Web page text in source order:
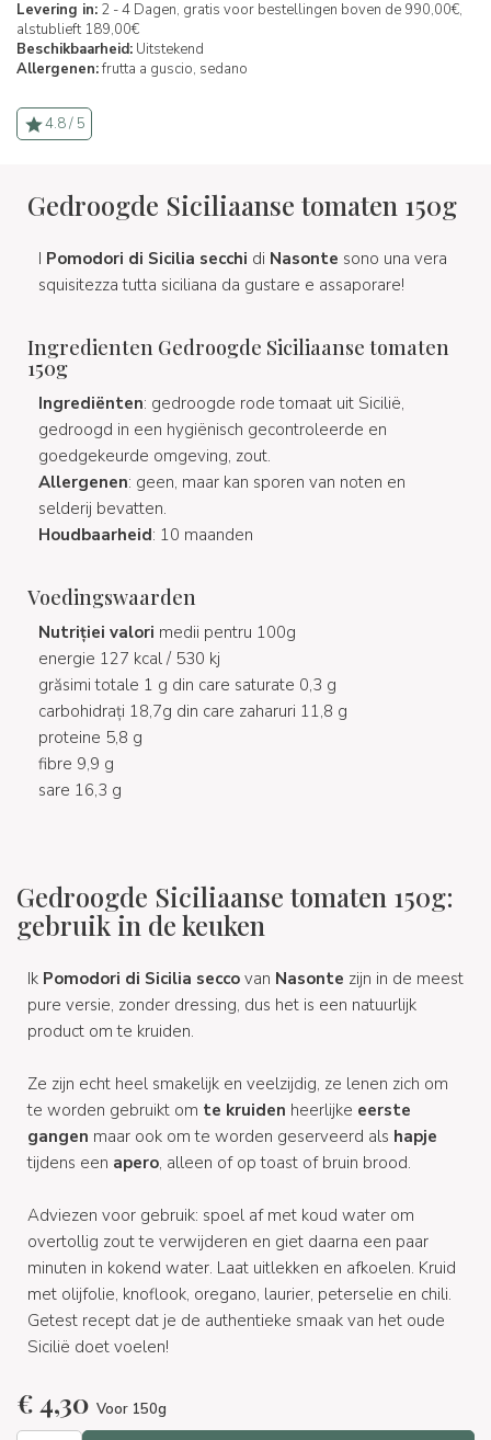
Levering in: 2 - 4 Dagen, gratis voor bestellingen boven de 990,00€,
alstublieft 189,00€
Beschikbaarheid: Uitstekend
Allergenen:frutta a guscio, sedano
4.8 / 5
Gedroogde Siciliaanse tomaten 150g
I Pomodori di Sicilia secchi di Nasonte sono una vera
squisitezza tutta siciliana da gustare e assaporare!
Ingredienten Gedroogde Siciliaanse tomaten
150g
Ingrediënten: gedroogde rode tomaat uit Sicilië,
gedroogd in een hygiënisch gecontroleerde en
goedgekeurde omgeving, zout.
Allergenen: geen, maar kan sporen van noten en
selderij bevatten.
Houdbaarheid: 10 maanden
Voedingswaarden
Nutriției valori medii pentru 100g
energie 127 kcal / 530 kj
grăsimi totale 1 g din care saturate 0,3 g
carbohidrați 18,7g din care zaharuri 11,8 g
proteine 5,8 g
fibre 9,9 g
sare 16,3 g
Gedroogde Siciliaanse tomaten 150g:
gebruik in de keuken
Ik Pomodori di Sicilia secco van Nasonte zijn in de meest
pure versie, zonder dressing, dus het is een natuurlijk
product om te kruiden.
Ze zijn echt heel smakelijk en veelzijdig, ze lenen zich om
te worden gebruikt om te kruiden heerlijke eerste
gangen maar ook om te worden geserveerd als hapje
tijdens een apero, alleen of op toast of bruin brood.
Adviezen voor gebruik: spoel af met koud water om
overtollig zout te verwijderen en giet daarna een paar
minuten in kokend water. Laat uitlekken en afkoelen. Kruid
met olijfolie, knoflook, oregano, laurier, peterselie en chili.
Getest recept dat je de authentieke smaak van het oude
Sicilië doet voelen!
€4,30 Voor 150g